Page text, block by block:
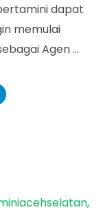
dapat
memulai
Agen …